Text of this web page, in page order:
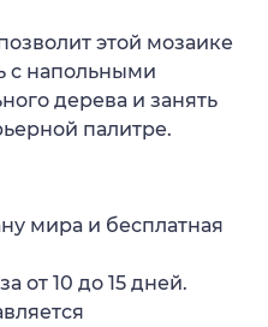
этой мозаике
с напольными
дерева и занять
палитре.
мира и бесплатная
от 10 до 15 дней.